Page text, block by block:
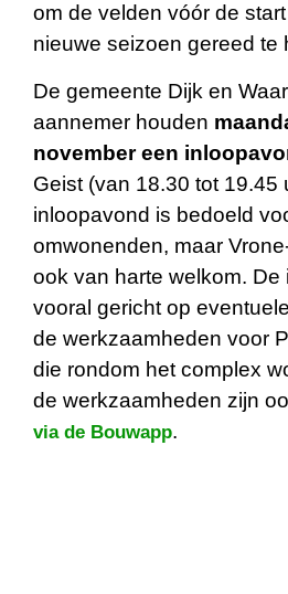
om de velden vóór de
nieuwe seizoen gereed te
De gemeente Dijk en
aannemer houden
november een
Geist (van 18.30 tot 19.45
inloopavond is bedoeld
omwonenden, maar
ook van harte welkom. De
vooral gericht op
de werkzaamheden voor
die rondom het complex
de werkzaamheden zijn
via de Bouwapp.